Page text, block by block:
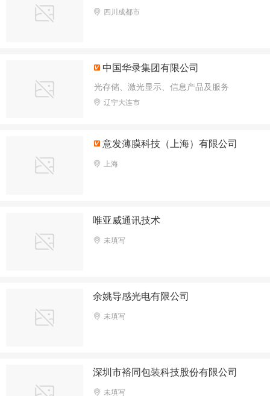
四川成都市
中国华录集团有限公司
光存储、激光显示、信息产品及服务
辽宁大连市
意发薄膜科技（上海）有限公司
上海
唯亚威通讯技术
未填写
余姚导感光电有限公司
未填写
深圳市裕同包装科技股份有限公司
未填写